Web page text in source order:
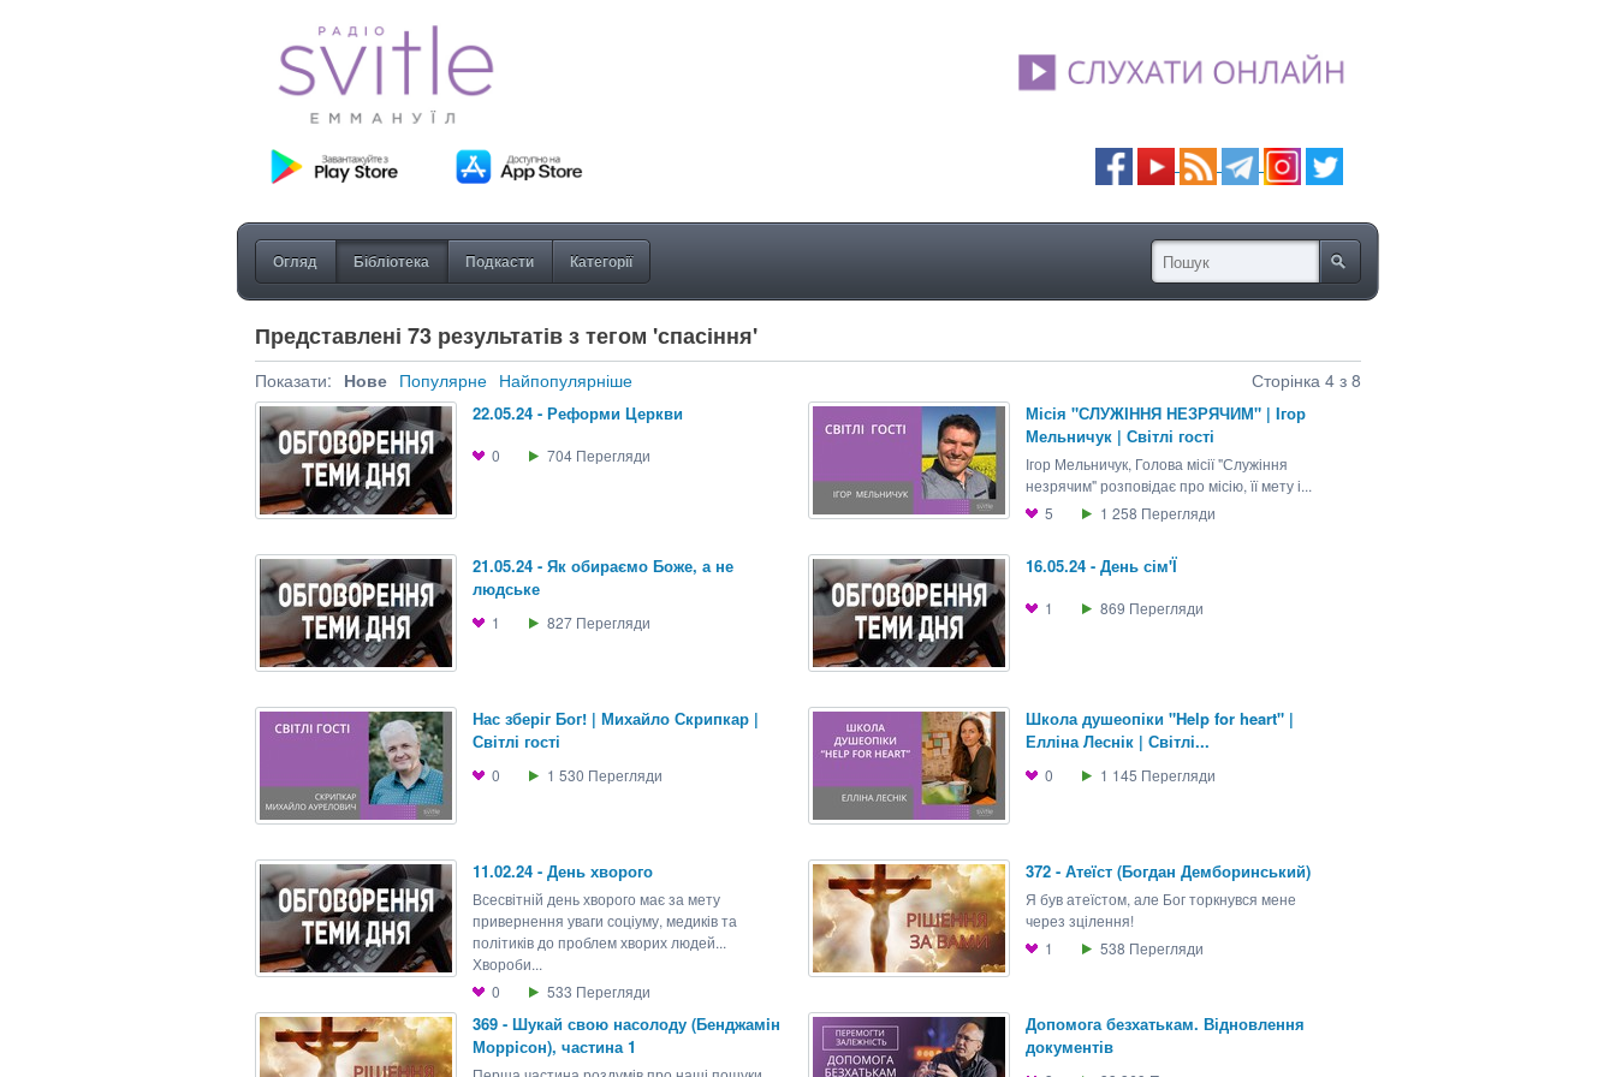
Огляд Бібліотека Подкасти Категорії
Представлені 73 результатів з тегом 'спасіння'
Показати: Нове Популярне Найпопулярніше Сторінка 4 з 8
22.05.24 - Реформи Церкви
0 704 Перегляди
Місія "СЛУЖІННЯ НЕЗРЯЧИМ" | Iгор
Мельничук | Світлі гості
Ігор Мельничук, Голова місії "Служіння
незрячим" розповідає про місію, її мету і...
5
1 258 Перегляди
21.05.24 - Як обираємо Боже, а не
людське
1 827 Перегляди
16.05.24 - День сім'Ї
1 869 Перегляди
Нас зберіг Бог! | Михайло Скрипкар |
Світлі гості
0 1 530 Перегляди
Школа душеопіки "Help for heart" |
Елліна Леснік | Світлі...
0 1 145 Перегляди
11.02.24 - День хворого
Всесвітній день хворого має за мету
привернення уваги соціуму, медиків та
політиків до проблем хворих людей...
Хвороби...
0
533 Перегляди
372 - Атеїст (Богдан Демборинський)
Я був атеїстом, але Бог торкнувся мене
через зцілення!
1
538 Перегляди
369 - Шукай свою насолоду (Бенджамiн
Моррiсон), частина 1
Допомога безхатькам. Відновлення
документів